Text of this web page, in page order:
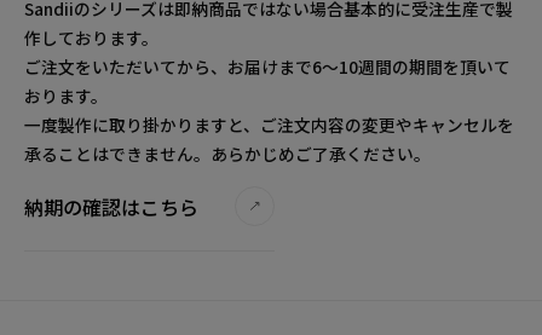
Sandiiのシリーズは即納商品ではない場合基本的に受注生産で製
作しております。
ご注文をいただいてから、お届けまで6～10週間の期間を頂いて
おります。
一度製作に取り掛かりますと、ご注文内容の変更やキャンセルを
承ることはできません。あらかじめご了承ください。
納期の確認はこちら